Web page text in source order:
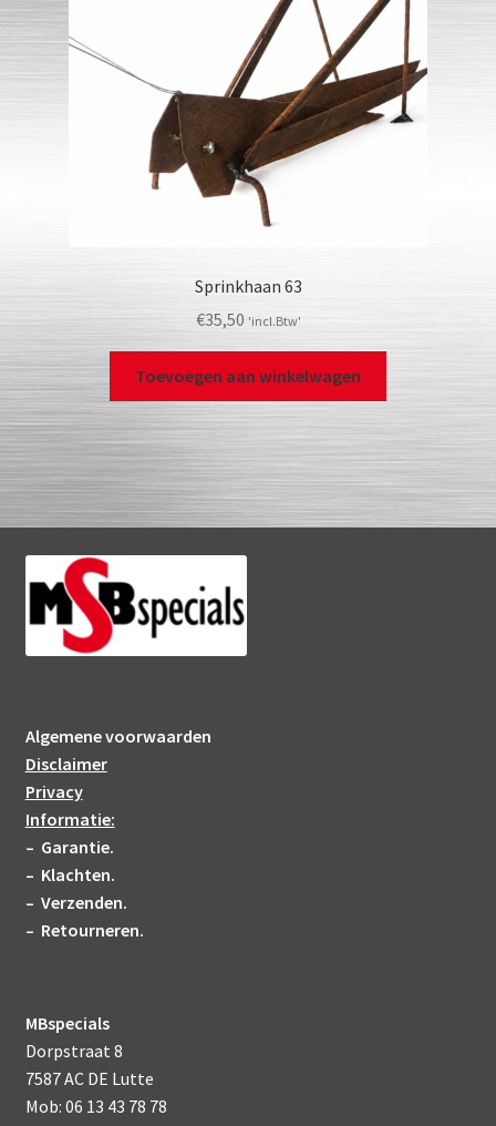
Sprinkhaan 63
€35,50 'incl.Btw'
Toevoegen aan winkelwagen
Algemene voorwaarden
Disclaimer
Privacy
Informatie:
– Garantie.
– Klachten.
– Verzenden.
– Retourneren.
MBspecials
Dorpstraat 8
7587 AC DE Lutte
Mob: 06 13 43 78 78